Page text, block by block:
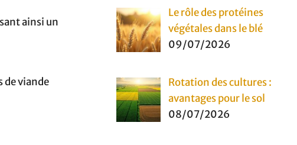
ainsi un
de viande
Le rôle des protéines
végétales dans le blé
09/07/2026
Rotation des cultures :
avantages pour le sol
08/07/2026